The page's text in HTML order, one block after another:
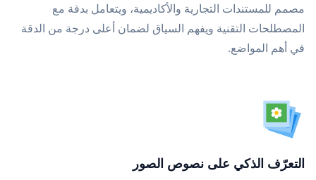
مصمم للمستندات التجارية والأكاديمية، ويتعامل بدقة مع
المصطلحات التقنية ويفهم السياق لضمان أعلى درجة من الدقة
في أهم المواضع.
التعرّف الذكي على نصوص الصور